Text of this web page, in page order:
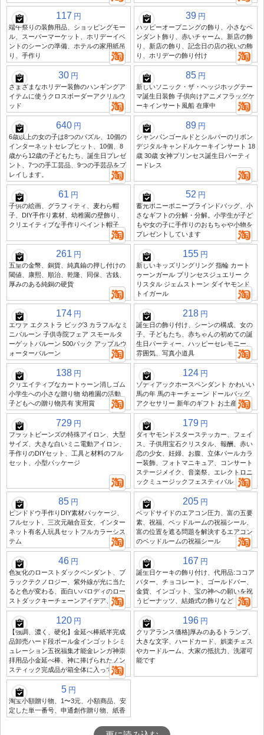
117 円
端午祭りの装飾用品、ショッピングモー
ル、スーパーマーケット、ホリデーイベ
ントのシーンの準備、ホテルの家用紙吊
り、手作り
39 円
ハッピーオープニングの飾り、小さなペ
ンダント飾り、赤いチャーム、新店の飾
り、新店の飾り、記念日の店の祝いの飾
り、ホリデーの飾り付け
30 円
さまざまなホリデー装飾のハンギングア
イテムに使うクロスボーダーアクリルウ
ッド
85 円
新しいソニック・ザ・ヘッジホッグテー
マ誕生日装飾 子供向けアニメフラッグケ
ーキインサート風船 在庫中
640 円
6歳以上の女の子は8つのパズル、10個の
インターネットセレブヒット、10個、8
歳から12歳の子どもたち、誕生日プレゼ
ント、7つの手工芸品、9つの手芸品をプ
レイします。
89 円
シャンパンゴールドとシルバーのリボン
デジタルキャンドルケーキインサート 18
歳 30歳 女神プリンセス誕生日パーティ
ードレス
61 円
子供の絵画、グラフィティ、麦わら帽
子、DIY手作り素材、幼稚園の壁飾り、
クリエイティブな手作りペイント帽子
52 円
蓄光ポニーポニーブラインドバッグ、小
さなギフトの分解・分解。小学生が子ど
もや女の子に手作りのおもちゃや小物を
プレゼントしています
261 円
五皇の金幣、銅貨、純真鍮の押し付けの
閾値、康熙、順治、乾隆、同保、古銭、
厚みのある純銅の硬貨
155 円
新しいキッズリングリング 指輪 カート
ゥーンガール プリンセスジュエリー ク
リスタル ジェムストーン ダイヤモンド
トイガール
174 円
エヴァ エクストラ ビッグ3 カラフルなミ
ニバルーン 子供寺院フェア スモールタ
ーゲットバルーン 500パック アップルウ
ォーターバルーン
218 円
誕生日の飾り付け、シーンの構成、女の
子、子どもたち、赤ちゃんの初めての誕
生日パーティー、ハッピーセレモニー、
雰囲気、写真小道具
138 円
クリエイティブなカートゥーン消しゴム
小学生への小さな贈り物 幼稚園の活動
子どもへの贈り物共有 実用賞
124 円
ゾディアックホースペンダント かわいい
馬の年 馬のキーチェーン ドールバッグ
アクセサリー 新年のギフト お土産
729 円
フラットビーンズの特殊アイロン、大型
サイズ、大きな白いミニ電動アイロン、
手作りのDIYセット、工具と材料のフル
セット、小型パッケージ
179 円
ダイヤモンドスターステッカー、フェイ
ス、子供用宝石クリスタル、報酬、赤い
恋の少女、妊婦、お腹、立体パールカラ
ー装飾、フォトマニキュア、コンサート
ステージメイク、音楽祭、エレクトロニ
ックミュージックフェスティバル
85 円
ピンドドウ手作りDIY素材パッケージ、
フルセット、三次元融合豆女、インター
ネット有名人玩具セットフルカラーシス
テム
205 円
ベッドサイドのエアコン圧力、富の五要
素、祝福、ベッドルームの祝福シール、
富の位置を遮る問題を解決するエアコン
のベッドルームの祝福シール
46 円
色変化のローストダックペンダント、ブ
ラックテクノロジー、紫外線が光に当た
ると色が変わる、面白いパロディのロー
ストダックキーチェーンアイデア、1
167 円
誕生日ケーキの飾り付け、代用品:ココア
バター、チョコレート、ゴールドバー、
金貨、インゴット、宝の神への願いを祝
うピーナッツ、結婚式の飾りなど
120 円
【強調、濃く、硬化】金延べ棒紙半完成
品卸売ハード段ボール金インゴットシミ
ュレーション五祝福集才能金レンガ神崇
拝用品小金延べ棒、神に捧げられたノン
スティック完成品が箱全体に入っている
196 円
クリアランス価格]厚みのあるトランプ、
大きな文字、ハードカード、娯楽チェス
やカードルーム、大家の抵抗力、洗濯可
能です
5 円
淘宝小額贈り物、1〜3元、小額商品、安
定した単一番号、申通創作贈り物、紙香